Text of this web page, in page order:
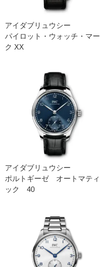
アイダブリュウシー
パイロット・ウォッチ・マー
ク XX
アイダブリュウシー
ポルトギーゼ オートマティ
ック 40